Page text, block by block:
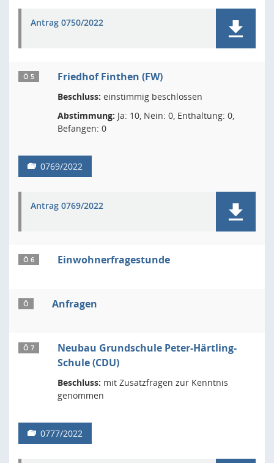
Antrag 0750/2022
Ö 5 Friedhof Finthen (FW)
Beschluss: einstimmig beschlossen
Abstimmung: Ja: 10, Nein: 0, Enthaltung: 0,
Befangen: 0
0769/2022
Antrag 0769/2022
Ö 6 Einwohnerfragestunde
Ö Anfragen
Ö 7
Neubau Grundschule Peter-Härtling-
Schule (CDU)
Beschluss: mit Zusatzfragen zur Kenntnis
genommen
0777/2022